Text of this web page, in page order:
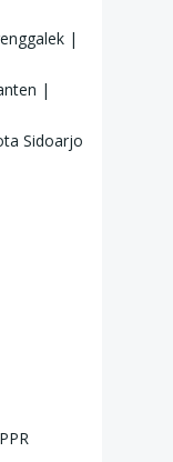
|
|
Sidoarjo